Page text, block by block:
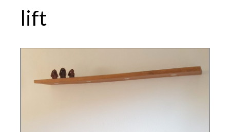
lift